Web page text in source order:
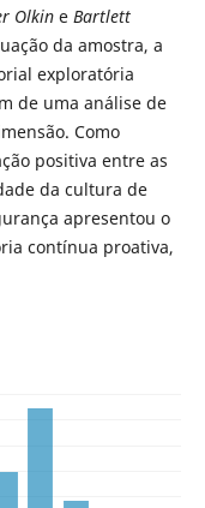
Olkine Bartlett
da amostra, a
exploratória
de uma análise de
Como
positiva entre as
da cultura de
apresentou o
contínua proativa,